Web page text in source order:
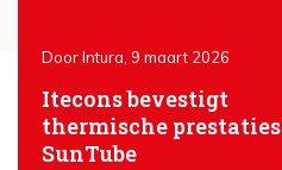
Door Intura, 9 maart 2026
Itecons bevestigt
thermische prestaties
SunTube